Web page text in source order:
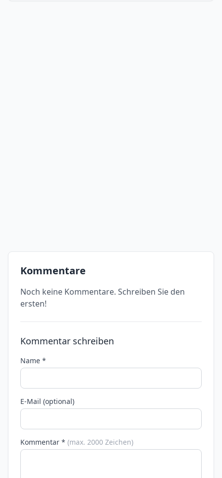
Kommentare
Noch keine Kommentare. Schreiben Sie den
ersten!
Kommentar schreiben
Name *
E-Mail (optional)
Kommentar * (max. 2000 Zeichen)